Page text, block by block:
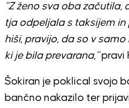
“Z ženo sva oba začutila,
tja odpeljala s taksijem in
hiši, pravijo, da so v
ki je bila prevarana,”pravi
Šokiran je poklical svojo
bančno nakazilo ter